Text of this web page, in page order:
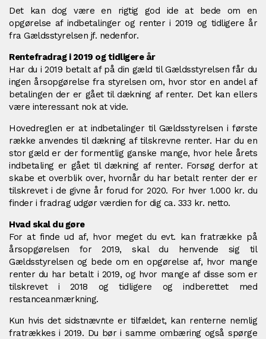
Det kan dog være en rigtig god ide at bede om en
opgørelse af indbetalinger og renter i 2019 og tidligere år
fra Gældsstyrelsen jf. nedenfor.
Rentefradrag i 2019 og tidligere år
Har du i 2019 betalt af på din gæld til Gældsstyrelsen får du
ingen årsopgørelse fra styrelsen om, hvor stor en andel af
betalingen der er gået til dækning af renter. Det kan ellers
være interessant nok at vide.
Hovedreglen er at indbetalinger til Gældsstyrelsen i første
række anvendes til dækning af tilskrevne renter. Har du en
stor gæld er der formentlig ganske mange, hvor hele årets
indbetaling er gået til dækning af renter. Forsøg derfor at
skabe et overblik over, hvornår du har betalt renter der er
tilskrevet i de givne år forud for 2020. For hver 1.000 kr. du
finder i fradrag udgør værdien for dig ca. 333 kr. netto.
Hvad skal du gøre
For at finde ud af, hvor meget du evt. kan fratrække på
årsopgørelsen for 2019, skal du henvende sig til
Gældsstyrelsen og bede om en opgørelse af, hvor mange
renter du har betalt i 2019, og hvor mange af disse som er
tilskrevet i 2018 og tidligere og indberettet med
restanceanmærkning.
Kun hvis det sidstnævnte er tilfældet, kan renterne nemlig
fratrækkes i 2019. Du bør i samme ombæring også spørge